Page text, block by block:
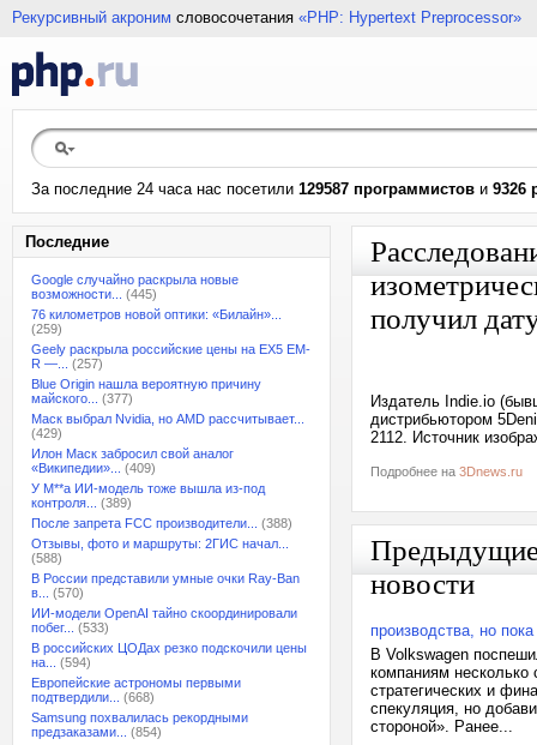
Рекурсивный акроним словосочетания «PHP: Hypertext Preprocessor»
За последние 24 часа нас посетили 129587 программистов и 9326
Последние
Google случайно раскрыла новые
возможности...
(445)
76 километров новой оптики: «Билайн»...
(259)
Geely раскрыла российские цены на EX5 EM-
R —...
(257)
Blue Origin нашла вероятную причину
майского...
(377)
Маск выбрал Nvidia, но AMD рассчитывает...
(429)
Илон Маск забросил свой аналог
«Википедии»...
(409)
У M**a ИИ-модель тоже вышла из-под
контроля...
(389)
После запрета FCC производители...
(388)
Отзывы, фото и маршруты: 2ГИС начал...
(588)
В России представили умные очки Ray-Ban
в...
(570)
ИИ-модели OpenAI тайно скоординировали
побег...
(533)
В российских ЦОДах резко подскочили цены
на...
(594)
Европейские астрономы первыми
подтвердили...
(668)
Samsung похвалилась рекордными
предзаказами...
(854)
получил
Издатель Indie.io
дистрибьютором
2112. Источник
Подробнее на 3Dnews.ru
новости
производства, но
В Volkswagen
компаниям несколько
стратегических и
спекуляция, но
стороной». Ранее...